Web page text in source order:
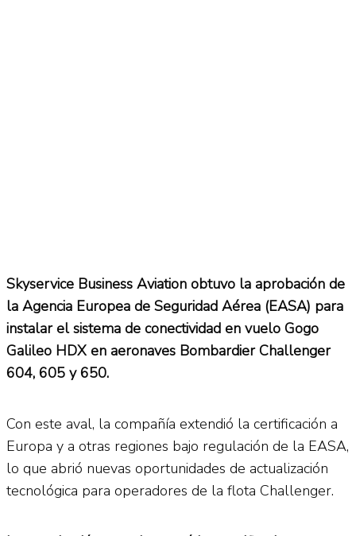
Skyservice Business Aviation obtuvo la aprobación de
la Agencia Europea de Seguridad Aérea (EASA) para
instalar el sistema de conectividad en vuelo Gogo
Galileo HDX en aeronaves Bombardier Challenger
604, 605 y 650.
Con este aval, la compañía extendió la certificación a
Europa y a otras regiones bajo regulación de la EASA,
lo que abrió nuevas oportunidades de actualización
tecnológica para operadores de la flota Challenger.